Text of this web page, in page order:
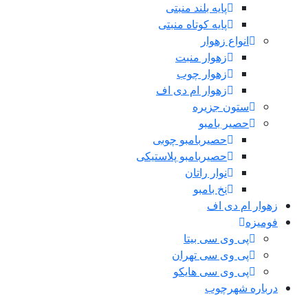
پایه بلند منبتی
پایه کوتاه منبتی
انواع زهوار
زهوار منبت
زهوار چوب
زهوار ام دی اف
ستون جزیره
حصیر بامبو
حصیربامبو چوبی
حصیربامبو پلاستیکی
نوار راتان
نخ بامبو
زهوار ام دی اف
فومیزه
پی وی سی بیتا
پی وی سی تهران
پی وی سی هایکو
درباره شهرچوب